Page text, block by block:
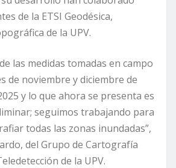
de la ETSI Geodésica,
de la UPV.
las medidas tomadas en campo
de noviembre y diciembre de
y lo que ahora se presenta es
seguimos trabajando para
todas las zonas inundadas”,
del Grupo de Cartografía
de la UPV.